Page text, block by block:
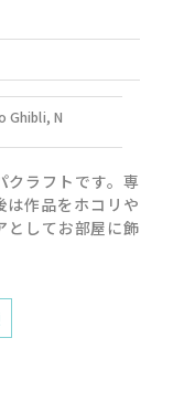
Ghibli, N
クラフトです。専
は作品をホコリや
としてお部屋に飾